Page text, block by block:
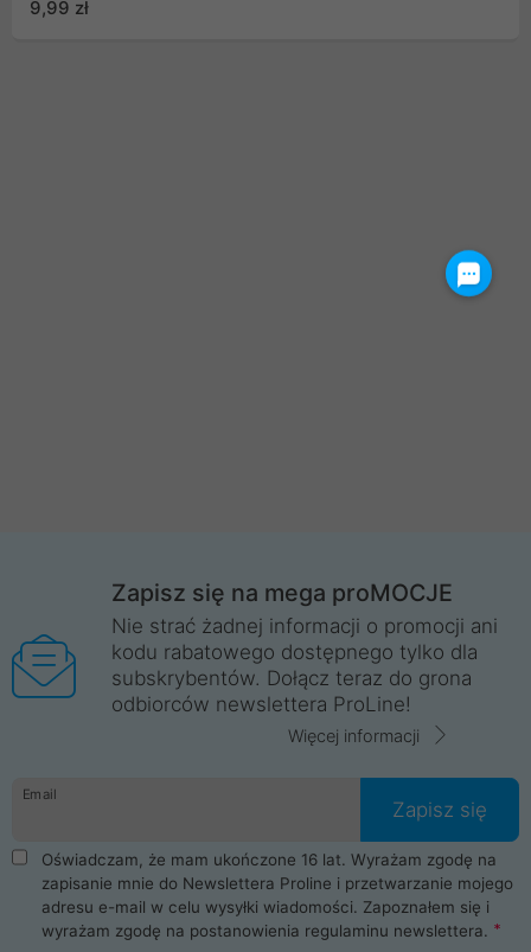
9,99 zł
Zapisz się na mega proMOCJE
Nie strać żadnej informacji o promocji ani
kodu rabatowego dostępnego tylko dla
subskrybentów. Dołącz teraz do grona
odbiorców newslettera ProLine!
Więcej informacji
Email
Zapisz się
Oświadczam, że mam ukończone 16 lat. Wyrażam zgodę na
zapisanie mnie do Newslettera Proline i przetwarzanie mojego
adresu e-mail w celu wysyłki wiadomości. Zapoznałem się i
wyrażam zgodę na postanowienia regulaminu newslettera.